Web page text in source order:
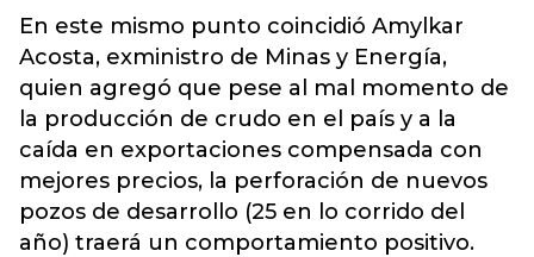
En este mismo punto coincidió Amylkar
Acosta, exministro de Minas y Energía,
quien agregó que pese al mal momento de
la producción de crudo en el país y a la
caída en exportaciones compensada con
mejores precios, la perforación de nuevos
pozos de desarrollo (25 en lo corrido del
año) traerá un comportamiento positivo.